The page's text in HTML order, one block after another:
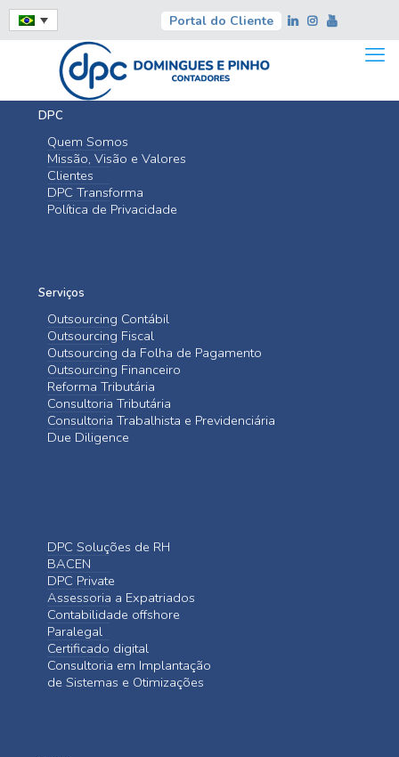
Portal do Cliente
Galeria OTC
DPC
Quem Somos
Missão, Visão e Valores
Clientes
DPC Transforma
Política de Privacidade
Serviços
Outsourcing Contábil
Outsourcing Fiscal
Outsourcing da Folha de Pagamento
Outsourcing Financeiro
Reforma Tributária
Consultoria Tributária
Consultoria Trabalhista e Previdenciária
Due Diligence
DPC Soluções de RH
BACEN
DPC Private
Assessoria a Expatriados
Contabilidade offshore
Paralegal
Certificado digital
Consultoria em Implantação
de Sistemas e Otimizações